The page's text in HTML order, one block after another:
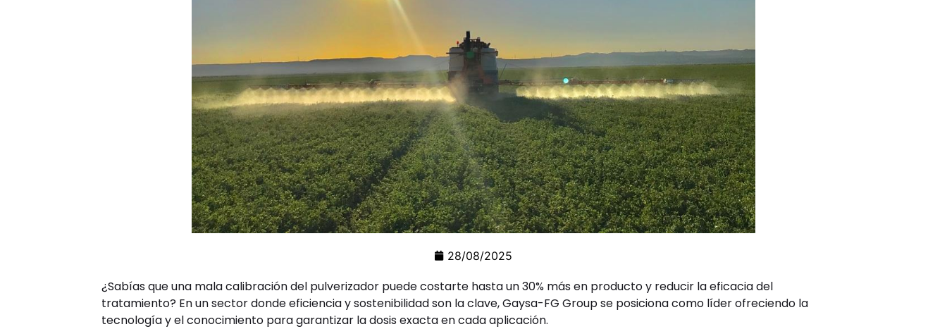
28/08/2025
¿Sabías que una mala calibración del pulverizador puede costarte hasta un 30% más en producto y reducir la eficacia del
tratamiento? En un sector donde eficiencia y sostenibilidad son la clave, Gaysa-FG Group se posiciona como líder ofreciendo la
tecnología y el conocimiento para garantizar la dosis exacta en cada aplicación.